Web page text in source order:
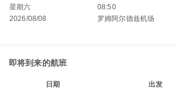
星期六
2026/08/08
08:50
罗姆阿尔德兹机场
即将到来的航班
日期 出发